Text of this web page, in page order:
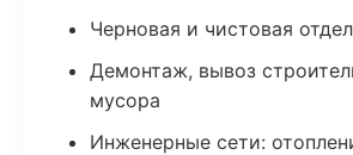
Черновая и чистовая
Демонтаж, вывоз
мусора
Инженерные сети: